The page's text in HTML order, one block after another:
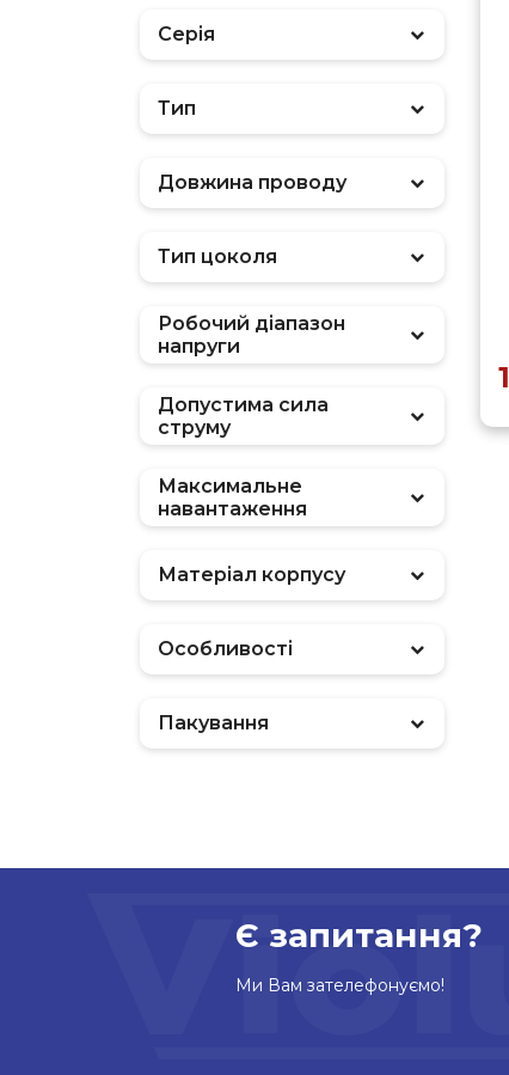
Фільтр
Серія
Тип
Довжина проводу
Тип цоколя
Робочий діапазон
напруги
Допустима сила
струму
Максимальне
навантаження
Матеріал корпусу
Особливості
Пакування
Є запитання?
Ми Вам зателефонуємо!